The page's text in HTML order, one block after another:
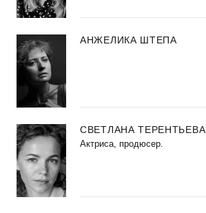
АНЖЕЛИКА ШТЕПА
СВЕТЛАНА ТЕРЕНТЬЕВА
Актриса, продюсер.